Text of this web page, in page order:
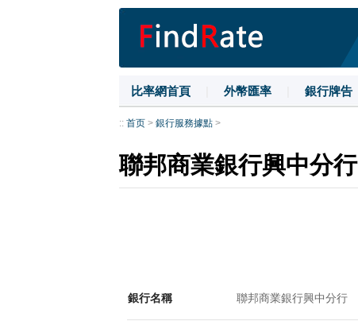
比率網首頁 外幣匯率 銀行牌告
:: 首页> 銀行服務據點>
聯邦商業銀行興中分行
銀行名稱 聯邦商業銀行興中分行